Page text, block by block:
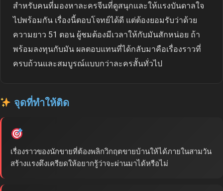
สำหรับคนที่มองหาละครจีนที่ดูสนุกและให้แรงบันดาลใจ
ไปพร้อมกัน เรื่องนี้ตอบโจทย์ได้ดี แต่ต้องยอมรับว่าด้วย
ความยาว 51 ตอน ผู้ชมต้องมีเวลาให้กับมันสักหน่อย ถ้า
พร้อมลงทุนกับมัน ผลตอบแทนที่ได้กลับมาคือเรื่องราวที่
ครบถ้วนและสมบูรณ์แบบกว่าละครสั้นทั่วไป
จุดที่ทำให้ติด
เรื่องราวของนักขายที่ต้องพลิกวิกฤตขายบ้านให้ได้ภายในสามวัน
สร้างแรงตึงเครียดให้อยากรู้ว่าจะผ่านมาได้หรือไม่